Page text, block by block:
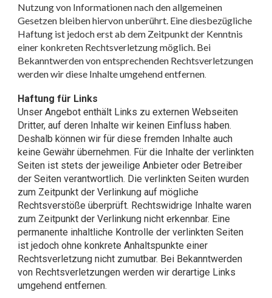
Nutzung von Informationen nach den allgemeinen
Gesetzen bleiben hiervon unberührt. Eine diesbezügliche
Haftung ist jedoch erst ab dem Zeitpunkt der Kenntnis
einer konkreten Rechtsverletzung möglich. Bei
Bekanntwerden von entsprechenden Rechtsverletzungen
werden wir diese Inhalte umgehend entfernen.
Haftung für Links
Unser Angebot enthält Links zu externen Webseiten
Dritter, auf deren Inhalte wir keinen Einfluss haben.
Deshalb können wir für diese fremden Inhalte auch
keine Gewähr übernehmen. Für die Inhalte der verlinkten
Seiten ist stets der jeweilige Anbieter oder Betreiber
der Seiten verantwortlich. Die verlinkten Seiten wurden
zum Zeitpunkt der Verlinkung auf mögliche
Rechtsverstöße überprüft. Rechtswidrige Inhalte waren
zum Zeitpunkt der Verlinkung nicht erkennbar. Eine
permanente inhaltliche Kontrolle der verlinkten Seiten
ist jedoch ohne konkrete Anhaltspunkte einer
Rechtsverletzung nicht zumutbar. Bei Bekanntwerden
von Rechtsverletzungen werden wir derartige Links
umgehend entfernen.